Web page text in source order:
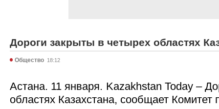
Дороги закрыты в четырех областях
Общество 18:12
Астана. 11 января. Kazakhstan Today –
областях Казахстана, сообщает